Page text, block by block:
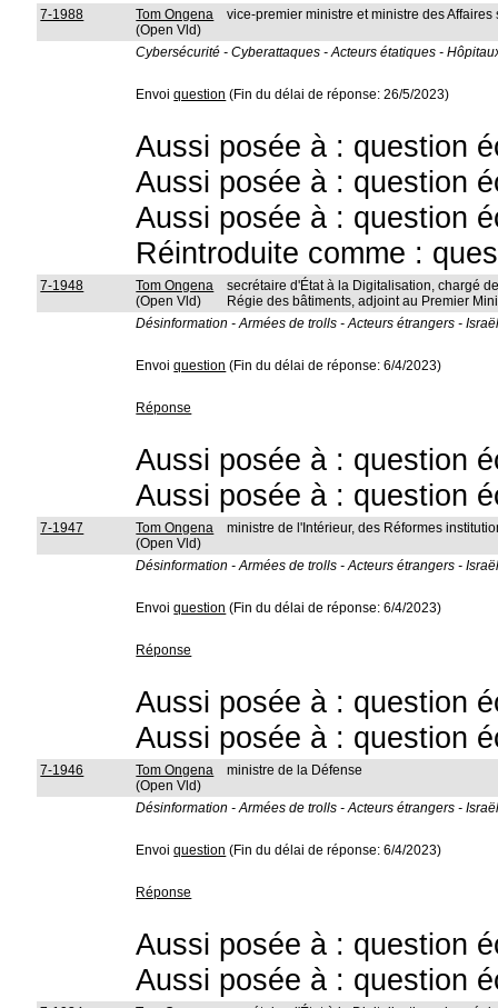
7-1988
Tom Ongena
(Open Vld)
vice-premier ministre et ministre des
Cybersécurité - Cyberattaques - Acteurs étatiques -
Envoiquestion (Fin du délai de réponse: 26/5/2023)
Aussi posée à : question
Aussi posée à : question
Aussi posée à : question
Réintroduite comme :
7-1948
Tom Ongena
(Open Vld)
secrétaire d'État à la Digitalisation, chargé
Régie des bâtiments, adjoint au Premier
Désinformation - Armées de trolls - Acteurs étrangers -
Envoiquestion (Fin du délai de réponse: 6/4/2023)
Réponse
Aussi posée à : question
Aussi posée à : question
7-1947
Tom Ongena
(Open Vld)
ministre de l'Intérieur, des Réformes
Désinformation - Armées de trolls - Acteurs étrangers -
Envoiquestion (Fin du délai de réponse: 6/4/2023)
Réponse
Aussi posée à : question
Aussi posée à : question
7-1946
Tom Ongena
(Open Vld)
ministre de la Défense
Désinformation - Armées de trolls - Acteurs étrangers -
Envoiquestion (Fin du délai de réponse: 6/4/2023)
Réponse
Aussi posée à : question
Aussi posée à : question